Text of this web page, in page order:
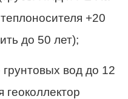
+20
до 50 лет);
вод до 12
геоколлектор